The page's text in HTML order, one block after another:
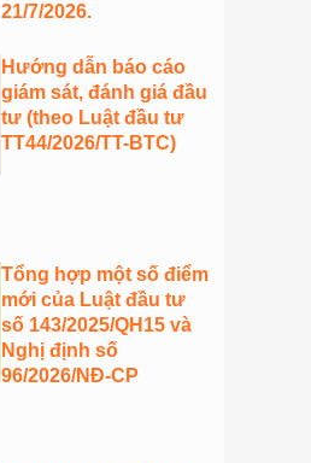
21/7/2026.
Hướng dẫn báo cáo
giám sát, đánh giá đầu
tư (theo Luật đầu tư
TT44/2026/TT-BTC)
Tổng hợp một số điểm
mới của Luật đầu tư
số 143/2025/QH15 và
Nghị định số
96/2026/NĐ-CP